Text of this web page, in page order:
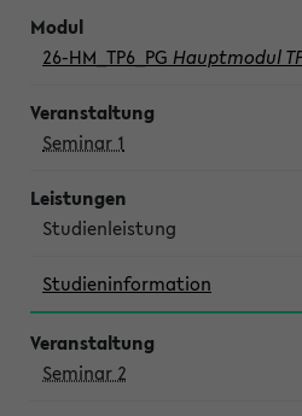
26-HM_TP6_PG Hauptmodul
Seminar 1
Studienleistung
Studieninformation
Seminar 2